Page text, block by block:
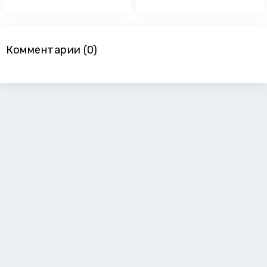
Комментарии (0)